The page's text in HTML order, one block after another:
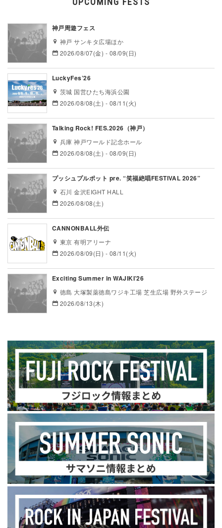
神戸周遊フェス
神戸 サンキタ広場ほか
2026/08/07(金) - 08/09(日)
LuckyFes’26
茨城 国営ひたち海浜公園
2026/08/08(土) - 08/11(火)
Talking Rock! FES.2026（神戸）
兵庫 神戸ワールド記念ホール
2026/08/08(土) - 08/09(日)
プッシュプルポット pre. “笑福絶唱FESTIVAL 2026”
石川 金沢EIGHT HALL
2026/08/08(土)
CANNONBALL外伝
東京 有明アリーナ
2026/08/09(日) - 08/11(火)
Exciting Summer in WAJIKI’26
徳島 大塚製薬徳島ワジキ工場 芝生広場 野外ステージ
2026/08/13(木)